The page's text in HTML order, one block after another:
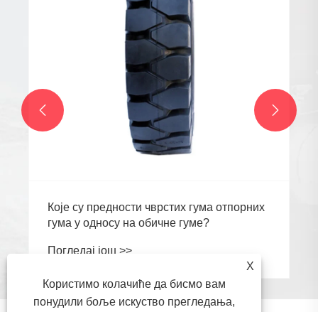
Које су предности чврстих гума отпорних
гума у ​​односу на обичне гуме?
Погледај још >>
 
X
Користимо колачиће да бисмо вам
понудили боље искуство прегледања,